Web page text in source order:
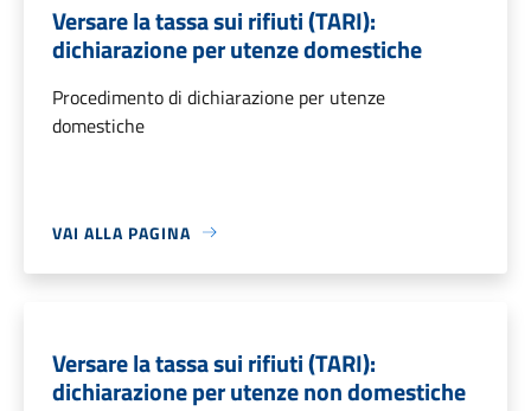
Versare la tassa sui rifiuti (TARI):
dichiarazione per utenze domestiche
Procedimento di dichiarazione per utenze
domestiche
VAI ALLA PAGINA
Versare la tassa sui rifiuti (TARI):
dichiarazione per utenze non domestiche